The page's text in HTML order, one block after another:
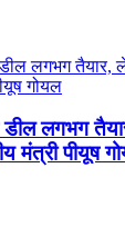
डील लगभग
मंत्री पीयूष